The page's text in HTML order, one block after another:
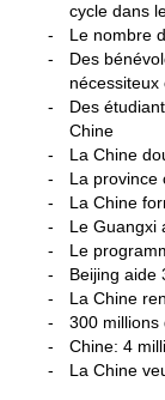
cycle dans
-
Le nombre
-
Des
nécessiteux
-
Des
Chine
-
La Chine
-
La province
-
La Chine
-
Le Guangxi
-
Le
-
Beijing aide
-
La Chine
-
300 millions
-
Chine: 4
-
La Chine